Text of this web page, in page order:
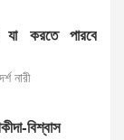
যা করতে পারবে
নারী
বিশ্বাস